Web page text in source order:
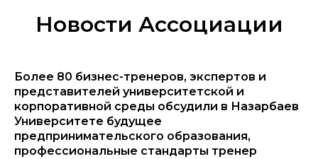
Новости Ассоциации
Более 80 бизнес-тренеров, экспертов и
представителей университетской и
корпоративной среды обсудили в Назарбаев
Университете будущее
предпринимательского образования,
профессиональные стандарты тренер